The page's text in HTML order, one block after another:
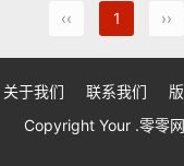
‹‹ 1 ››
关于我们 联系我们
Copyright Your .零零